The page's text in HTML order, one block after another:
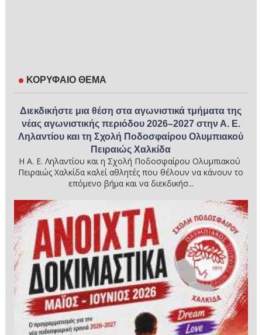
ΚΟΡΥΦΑΙΟ ΘΕΜΑ
Διεκδικήστε μια θέση στα αγωνιστικά τμήματα της
νέας αγωνιστικής περιόδου 2026–2027 στην Α. Ε.
Ληλαντίου και τη Σχολή Ποδοσφαίρου Ολυμπιακού
Πειραιώς Χαλκίδα
Η Α. Ε. Ληλαντίου και η Σχολή Ποδοσφαίρου Ολυμπιακού
Πειραιώς Χαλκίδα καλεί αθλητές που θέλουν να κάνουν το
επόμενο βήμα και να διεκδικήσ...